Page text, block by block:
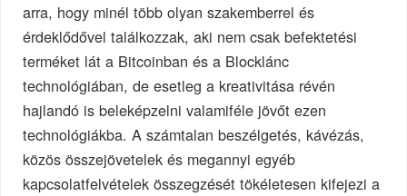
arra, hogy minél több olyan szakemberrel és
érdeklődővel találkozzak, aki nem csak befektetési
terméket lát a Bitcoinban és a Blocklánc
technológiában, de esetleg a kreativitása révén
hajlandó is beleképzelni valamiféle jövőt ezen
technológiákba. A számtalan beszélgetés, kávézás,
közös összejövetelek és megannyi egyéb
kapcsolatfelvételek összegzését tökéletesen kifejezi a